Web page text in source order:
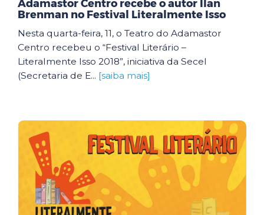
Adamastor Centro recebe o autor Ilan
Brenman no Festival Literalmente Isso
Nesta quarta-feira, 11, o Teatro do Adamastor
Centro recebeu o “Festival Literário –
Literalmente Isso 2018”, iniciativa da Secel
(Secretaria de E... [saiba mais]